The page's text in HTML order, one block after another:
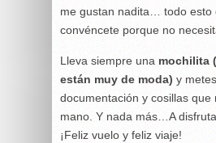
me gustan nadita… todo esto
convéncete porque no
Lleva siempre una mochilita
están muy de moda) y
documentación y cosillas que
mano. Y nada más…A
¡Feliz vuelo y feliz viaje!